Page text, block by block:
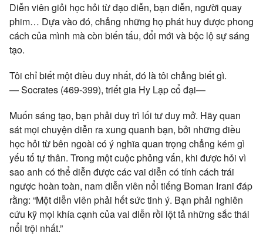
Diễn viên giỏi học hỏi từ đạo diễn, bạn diễn, người quay
phim… Dựa vào đó, chẳng những họ phát huy được phong
cách của mình mà còn biến tấu, đổi mới và bộc lộ sự sáng
tạo.
Tôi chỉ biết một điều duy nhất, đó là tôi chẳng biết gì.
— Socrates (469-399), triết gia Hy Lạp cổ đại—
Muốn sáng tạo, bạn phải duy trì lối tư duy mở. Hãy quan
sát mọi chuyện diễn ra xung quanh bạn, bởi những điều
học hỏi từ bên ngoài có ý nghĩa quan trọng chẳng kém gì
yếu tố tự thân. Trong một cuộc phỏng vấn, khi được hỏi vì
sao anh có thể diễn được các vai diễn có tính cách trái
ngược hoàn toàn, nam diễn viên nổi tiếng Boman Irani đáp
rằng: “Một diễn viên phải hết sức tinh ý. Bạn phải nghiên
cứu kỹ mọi khía cạnh của vai diễn rồi lột tả những sắc thái
nổi trội nhất.”